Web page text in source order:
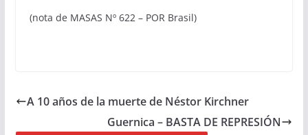
(nota de MASAS Nº 622 – POR Brasil)
A 10 años de la muerte de Néstor Kirchner
Guernica – BASTA DE REPRESIÓN